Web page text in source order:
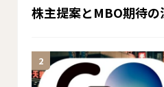
株主提案とMBO期待の